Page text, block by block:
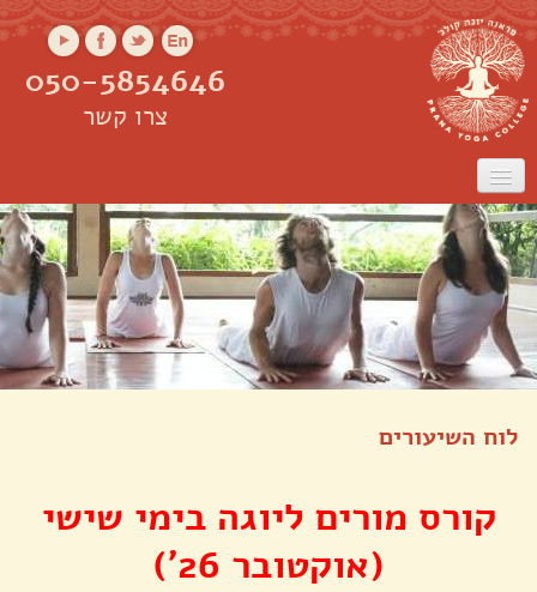
ראשי אודות
שיעורים
שיעורים אונליין
קורס מורים סדנאות
050-5854646
צרו קשר
לוח השיעורים
קורס מורים ליוגה בימי שישי
(אוקטובר 26׳)